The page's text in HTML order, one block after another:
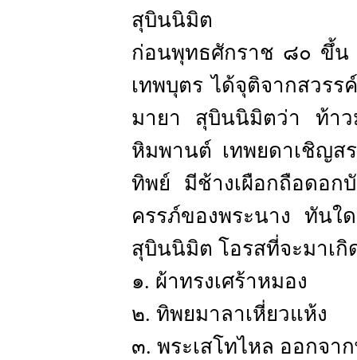
สุบินนิมิต
ก่อนพุทธศักราช ๘๐ ขึ้น
เทพบุตร ได้จุติจากสวร
มายา สุบินนิมิตว่า ท้าว
หิมพานต์ เทพยดาเชิญส
ทิพย์ มีช้างเผือกถือดอ
ครรภ์ของพระนาง ทันใ
สุบินนิมิต โอรสที่จะมาเ
๑. ผ้าทรงเศร้าหมอง
๒. ทิพยมาลาเหี่ยวแห้ง
๓. พระเสโทไหล ออกจา